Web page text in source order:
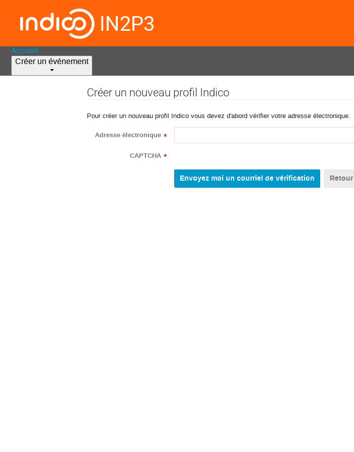
IN2P3
Accueil
Créer un événement
Créer un nouveau profil Indico
Pour créer un nouveau profil Indico vous devez d'abord vérifier votre adresse électronique.
Adresse électronique *
CAPTCHA *
Retour